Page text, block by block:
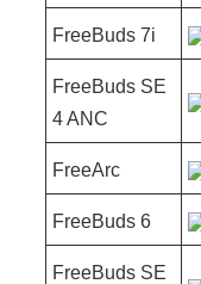
FreeBuds 7i
FreeBuds SE
4 ANC
FreeArc
FreeBuds 6
FreeBuds SE